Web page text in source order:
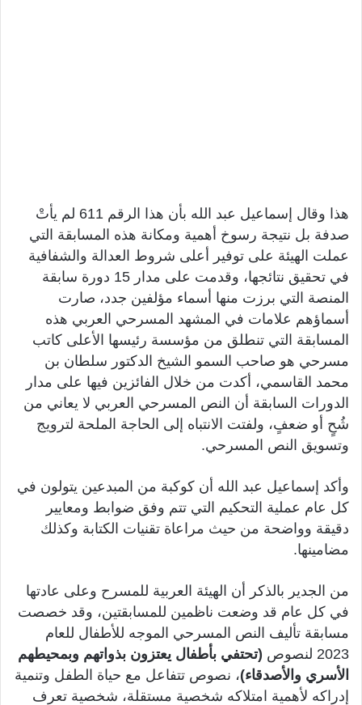
هذا وقال إسماعيل عبد الله بأن هذا الرقم 611 لم يأتْ
صدفة بل نتيجة رسوخ أهمية ومكانة هذه المسابقة التي
عملت الهيئة على توفير أعلى شروط العدالة والشفافية
في تحقيق نتائجها، وقدمت على مدار 15 دورة سابقة
المنصة التي برزت منها أسماء مؤلفين جدد، صارت
أسماؤهم علامات في المشهد المسرحي العربي هذه
المسابقة التي تنطلق من مؤسسة رئيسها الأعلى كاتب
مسرحي هو صاحب السمو الشيخ الدكتور سلطان بن
محمد القاسمي، أكدت من خلال الفائزين فيها على مدار
الدورات السابقة أن النص المسرحي العربي لا يعاني من
شُحٍ أو ضعفٍ، ولفتت الانتباه إلى الحاجة الملحة لترويج
وتسويق النص المسرحي.
وأكد إسماعيل عبد الله أن كوكبة من المبدعين يتولون في
كل عام عملية التحكيم التي تتم وفق ضوابط ومعايير
دقيقة وواضحة من حيث مراعاة تقنيات الكتابة وكذلك
مضامينها.
من الجدير بالذكر أن الهيئة العربية للمسرح وعلى عادتها
في كل عام قد وضعت ناظمين للمسابقتين، وقد خصصت
مسابقة تأليف النص المسرحي الموجه للأطفال للعام
2023 لنصوص
(تحتفي بأطفال يعتزون بذواتهم وبمحيطهم
الأسري والأصدقاء)، نصوص تتفاعل مع حياة الطفل وتنمية
إدراكه لأهمية امتلاكه شخصية مستقلة، شخصية تعرف